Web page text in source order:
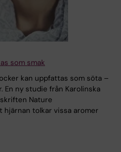
som smak
kan uppfattas som söta –
ny studie från Karolinska
Nature
hjärnan tolkar vissa aromer